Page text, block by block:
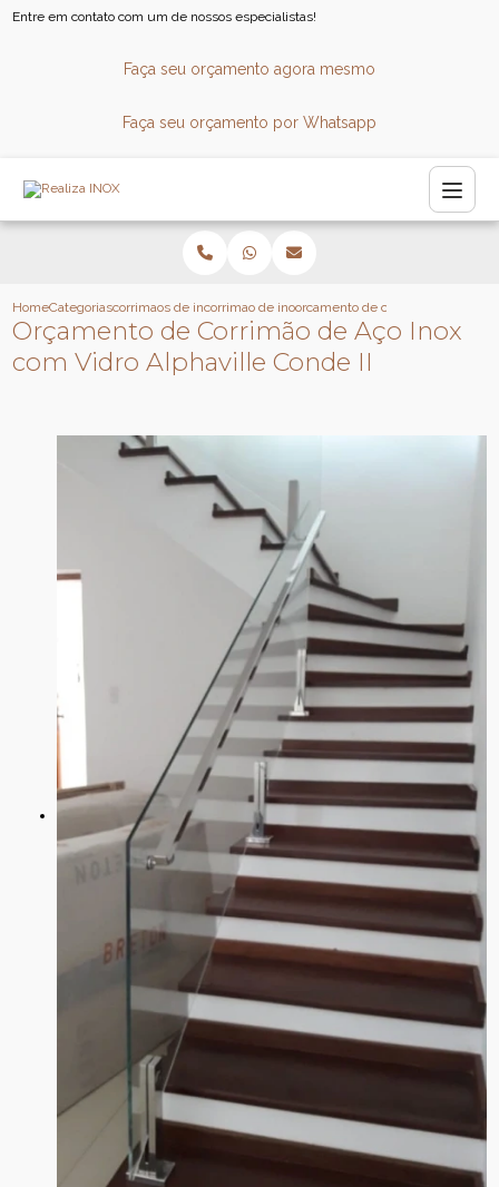
Entre em contato com um de nossos especialistas!
Faça seu orçamento agora mesmo
Faça seu orçamento por Whatsapp
HomeCategoriascorrimaos de inoxcorrimao de inox sob medidaorcamento de corrimao de aco
Orçamento de Corrimão de Aço Inox
com Vidro Alphaville Conde II